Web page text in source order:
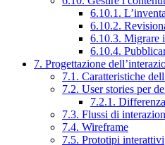
6.10.1.
6.10.2.
6.10.3. Migrare
6.10.4.
7. Progettazione
7.1. Caratteristiche
7.2. User stories per
7.2.1.
7.3. Flussi di
7.4. Wireframe
7.5. Prototipi interattivi